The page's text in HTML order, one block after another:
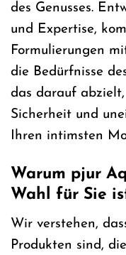
des Genusses.
und Expertise,
Formulierungen
die Bedürfnisse
das darauf
Sicherheit und
Ihren intimsten
Warum pjur
Wahl für Sie
Wir verstehen,
Produkten sind,